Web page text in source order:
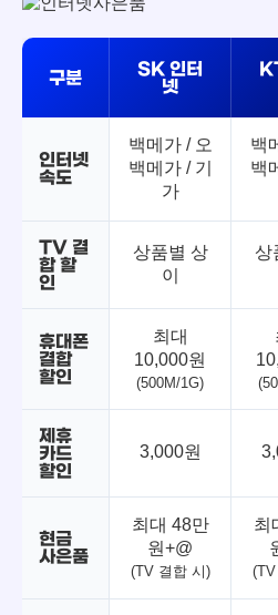
구분
SK 인터
넷
인터넷
속도
백메가 / 오
백메가 / 기
가
백
백
TV 결
합 할
인
상품별 상
이
상
휴대폰
결합
할인
최대
10,000원
(500M/1G)
제휴
카드
할인
3,000원
현금
사은품
최대 48만
원+@
(TV 결합 시)
최